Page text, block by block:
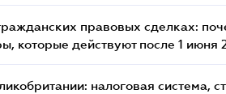
правовых сделках:
которые действуют после 1 июня
налоговая система,